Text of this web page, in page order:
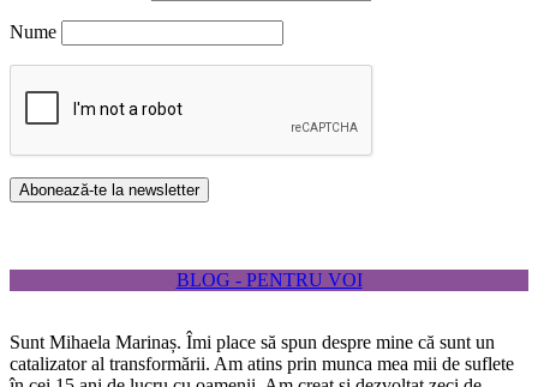
Nume
BLOG - PENTRU VOI
Sunt Mihaela Marinaș. Îmi place să spun despre mine că sunt un
catalizator al transformării. Am atins prin munca mea mii de suflete